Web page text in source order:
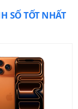
SỐ TỐT NHẤT